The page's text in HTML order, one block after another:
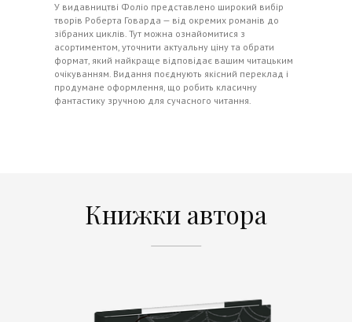
У видавництві Фоліо представлено широкий вибір
творів Роберта Говарда — від окремих романів до
зібраних циклів. Тут можна ознайомитися з
асортиментом, уточнити актуальну ціну та обрати
формат, який найкраще відповідає вашим читацьким
очікуванням. Видання поєднують якісний переклад і
продумане оформлення, що робить класичну
фантастику зручною для сучасного читання.
Книжки автора